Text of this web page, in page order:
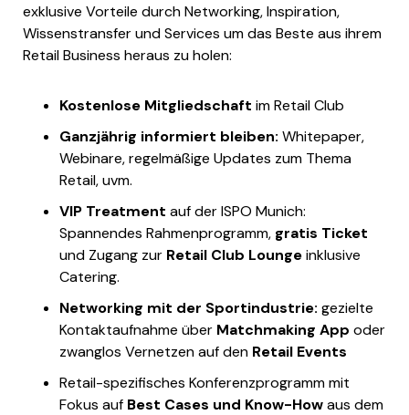
exklusive Vorteile durch Networking, Inspiration,
Wissenstransfer und Services um das Beste aus ihrem
Retail Business heraus zu holen:
Kostenlose Mitgliedschaft im Retail Club
Ganzjährig informiert bleiben: Whitepaper,
Webinare, regelmäßige Updates zum Thema
Retail, uvm.
VIP Treatment auf der ISPO Munich:
Spannendes Rahmenprogramm, gratis Ticket
und Zugang zur Retail Club Loungeinklusive
Catering.
Networking mit der Sportindustrie: gezielte
Kontaktaufnahme über Matchmaking App oder
zwanglos Vernetzen auf den Retail Events
Retail-spezifisches Konferenzprogramm mit
Fokus auf Best Cases und Know-Howaus dem